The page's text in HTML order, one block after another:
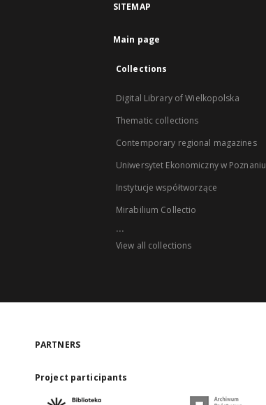
SITEMAP
Main page
Collections
Digital Library of Wielkopolska
Thematic collections
Contemporary regional magazines
Uniwersytet Ekonomiczny w Poznaniu
Instytucje współtworzące
Mirabilium Collectio
...
View all collections
PARTNERS
Project participants